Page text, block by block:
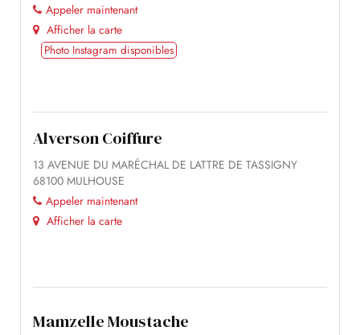
Appeler maintenant
Afficher la carte
Photo Instagram disponibles
Alverson Coiffure
13 AVENUE DU MARÉCHAL DE LATTRE DE TASSIGNY
68100 MULHOUSE
Appeler maintenant
Afficher la carte
Mamzelle Moustache